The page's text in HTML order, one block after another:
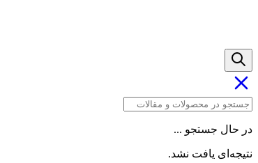
در حال جستجو ...
نتیجه‌ای یافت نشد.